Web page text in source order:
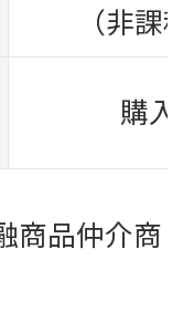
（非課
購入
商品仲介商